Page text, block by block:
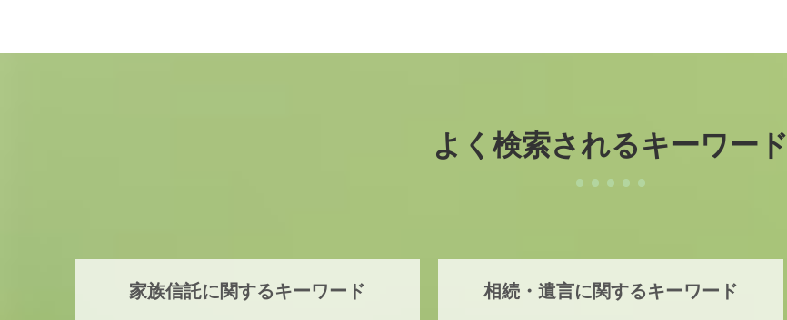
よく検索されるキーワード
家族信託に関するキーワード 相続・遺言に関するキーワード